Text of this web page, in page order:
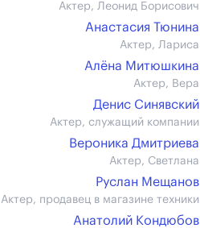
Актер, Леонид Борисович
Анастасия Тюнина
Актер, Лариса
Алёна Митюшкина
Актер, Вера
Денис Синявский
Актер, служащий компании
Вероника Дмитриева
Актер, Светлана
Руслан Мещанов
Актер, продавец в магазине техники
Анатолий Кондюбов